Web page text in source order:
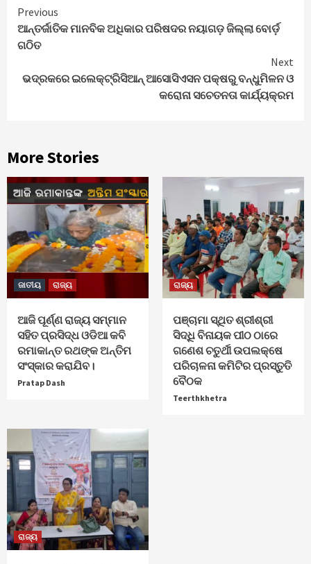
Continue
Reading
Previous
ଆନ୍ତର୍ଜାତିକ ମାନବିକ ଅଧିକାର ପରିଷଦର ନୟାଗଡ଼ ଜିଲ୍ଲା ବୋର୍ଡ଼
ଗଠିତ
Next
ଭଦ୍ରକରେ ଇଲେକ୍ଟ୍ରିସିଆନ୍ ଆସୋସିଏସନ ପକ୍ଷରୁ ବନ୍ଧୁମିଳନ ଓ
କରୋନା ସଚେତନତା କାର୍ଯ୍ୟକ୍ରମ
More Stories
ଜାତୀୟ ରାଜ୍ୟ
ଆଜି ପୂର୍ଣ୍ଣ ରାଜ୍ୟ ସମ୍ମାନ
ସହିତ ପ୍ରସିଦ୍ଧ ଓଡିଆ କବି
ରମାକାନ୍ତ ରଥଙ୍କ ଅନ୍ତିମ
ସଂସ୍କାର କରାଯିବ।
Pratap Dash
ରାଜ୍ୟ
ପଞ୍ଚାମା ସ୍ଥିତ ଶ୍ରୀଶ୍ରୀ
ସିଦ୍ଧି ବିନାୟକ ପୀଠ ଠାରେ
ଗଣେଶ ଚତୁର୍ଥୀ ଉପଲକ୍ଷେ
ପରିଚାଳନା କମିଟିର ପ୍ରସ୍ତୁତି
ବୈଠକ
Teerthkhetra
ରାଜ୍ୟ